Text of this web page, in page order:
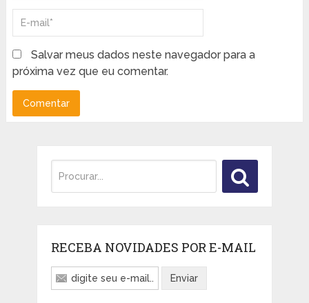
Salvar meus dados neste navegador para a
próxima vez que eu comentar.
RECEBA NOVIDADES POR E-MAIL